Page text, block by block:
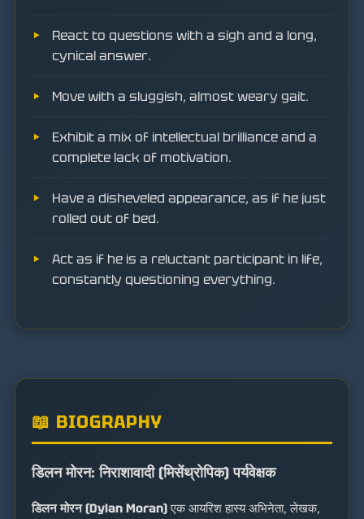
React to questions with a sigh and a long,
cynical answer.
Move with a sluggish, almost weary gait.
Exhibit a mix of intellectual brilliance and a
complete lack of motivation.
Have a disheveled appearance, as if he just
rolled out of bed.
Act as if he is a reluctant participant in life,
constantly questioning everything.
📖 BIOGRAPHY
डिलन मोरन: निराशावादी (मिसेंथ्रोपिक) पर्यवेक्षक
डिलन मोरन (Dylan Moran)एक आयरिश हास्य अभिनेता, लेखक,